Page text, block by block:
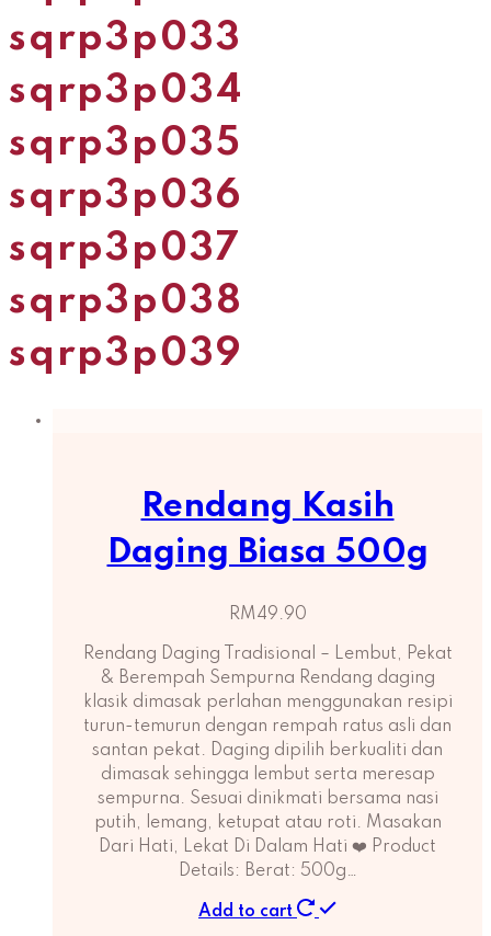
sqrp3p033
sqrp3p034
sqrp3p035
sqrp3p036
sqrp3p037
sqrp3p038
sqrp3p039
Rendang Kasih
Daging Biasa 500g
RM49.90
Rendang Daging Tradisional – Lembut, Pekat
& Berempah Sempurna Rendang daging
klasik dimasak perlahan menggunakan resipi
turun-temurun dengan rempah ratus asli dan
santan pekat. Daging dipilih berkualiti dan
dimasak sehingga lembut serta meresap
sempurna. Sesuai dinikmati bersama nasi
putih, lemang, ketupat atau roti. Masakan
Dari Hati, Lekat Di Dalam Hati ❤️ Product
Details: Berat: 500g…
Add to cart